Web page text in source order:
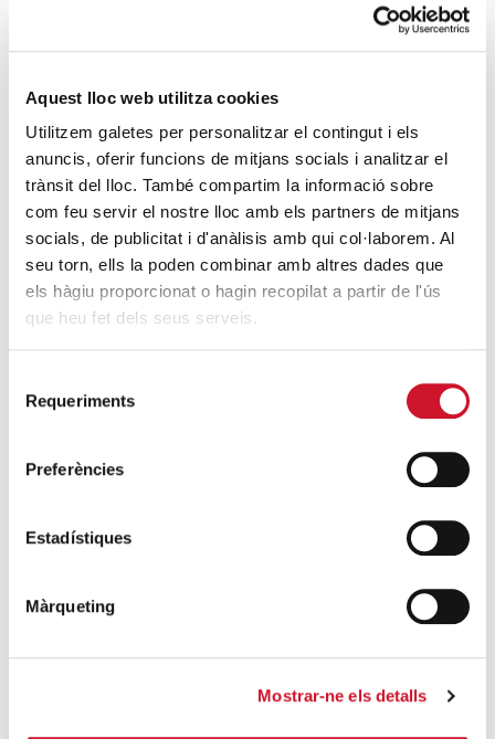
Aquest lloc web utilitza cookies
Utilitzem galetes per personalitzar el contingut i els
anuncis, oferir funcions de mitjans socials i analitzar el
trànsit del lloc. També compartim la informació sobre
com feu servir el nostre lloc amb els partners de mitjans
socials, de publicitat i d'anàlisis amb qui col·laborem. Al
seu torn, ells la poden combinar amb altres dades que
els hàgiu proporcionat o hagin recopilat a partir de l'ús
que heu fet dels seus serveis.
Requeriments
Preferències
Estadístiques
Màrqueting
Mostrar-ne els detalls
Descarrega’t el «Qui és qui?, en el portal de
Betlem»
SEGUEIX LLEGINT
4 maneres d’ajudar durant el confinament
del COVID-19
SEGUEIX LLEGINT
Joves voluntaris de Càritas Catalunya
sensellarisme
Vesta, un projecte pilot amb voluntat de
SEGUEIX LLEGINT
Aquesta nit, més de 1.000 persones